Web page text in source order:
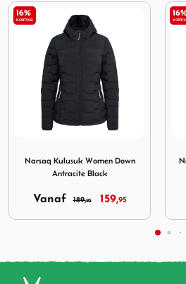
KORTING
Narsaq Nuuk Men Down Indian
Blue
Vanaf189, 95 159,